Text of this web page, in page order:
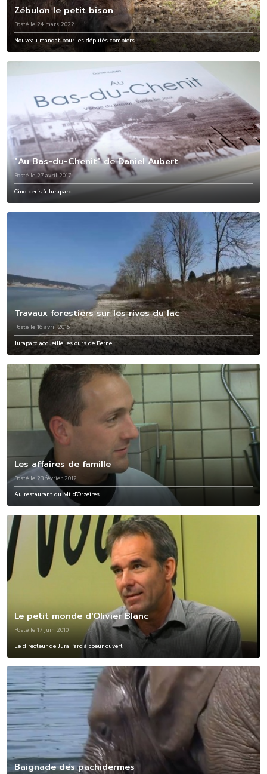
Zébulon le petit bison
Posté le 24 mars 2022
Nouveau mandat pour les députés combiers
"Au Bas-du-Chenit" de Daniel Aubert
Posté le 27 avril 2017
Cinq cerfs à Juraparc
Travaux forestiers sur les rives du lac
Posté le 16 avril 2015
Juraparc accueille les ours de Berne
Les affaires de famille
Posté le 23 février 2012
Au restaurant du Mt d'Orzeires
Le petit monde d'Olivier Blanc
Posté le 17 juin 2010
Le directeur de Jura Parc à coeur ouvert
Baignade des pachidermes